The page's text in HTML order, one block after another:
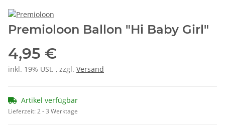
Premioloon Ballon "Hi Baby Girl"
4,95 €
inkl. 19% USt. , zzgl. Versand
Artikel verfügbar
Lieferzeit:2 - 3 Werktage